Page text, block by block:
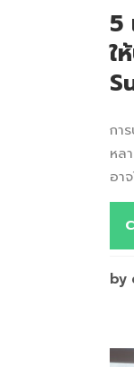
5
ใ
กา
หล
อา
by